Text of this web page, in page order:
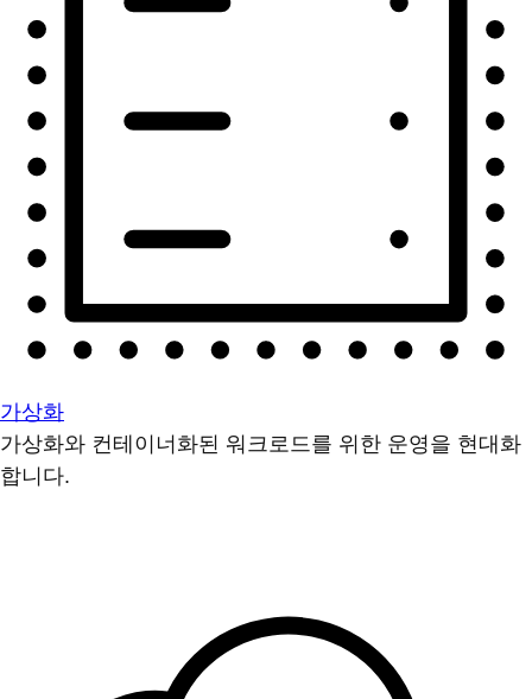
가상화
가상화와 컨테이너화된 워크로드를 위한 운영을 현대화
합니다.